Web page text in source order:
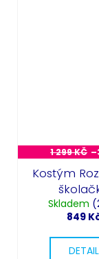
1 299 KČ
Kostým
Skladem
849
DETAIL